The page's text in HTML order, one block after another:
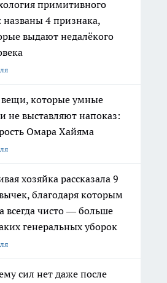
примитивного
названы 4 признака,
выдают недалёкого
которые умные
не выставляют напоказ:
Омара Хайяма
хозяйка рассказала 9
благодаря которым
всегда чисто — больше
генеральных уборок
сил нет даже после